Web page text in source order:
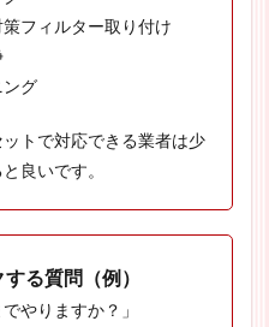
フィルター取り付け
グ
トで対応できる業者は少
良いです。
る質問（例）
やりますか？」